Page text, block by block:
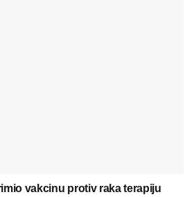
vakcinu protiv raka terapiju